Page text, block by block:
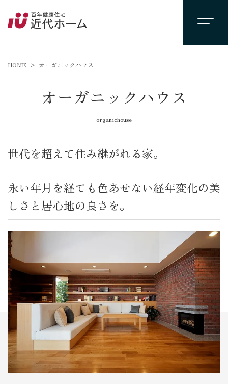
HOME オーガニックハウス
オーガニックハウス
organichouse
世代を超えて住み継がれる家。
永い年月を経ても色あせない経年変化の美
しさと居心地の良さを。